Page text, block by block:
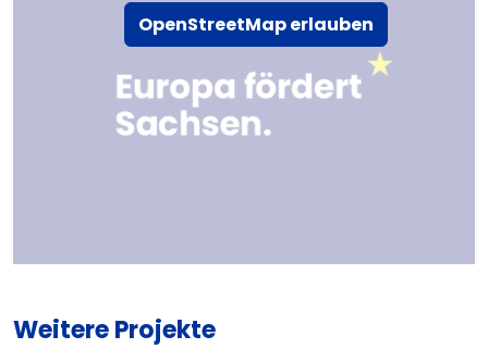
OpenStreetMap erlauben
Weitere Projekte